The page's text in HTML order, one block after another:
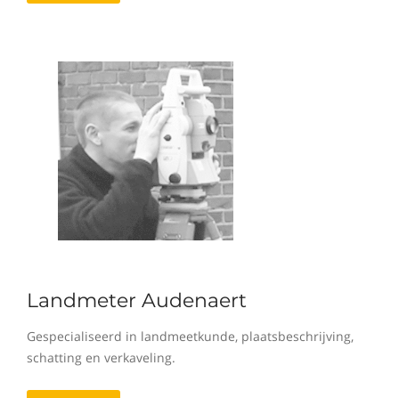
Landmeter Audenaert
Gespecialiseerd in landmeetkunde, plaatsbeschrijving,
schatting en verkaveling.